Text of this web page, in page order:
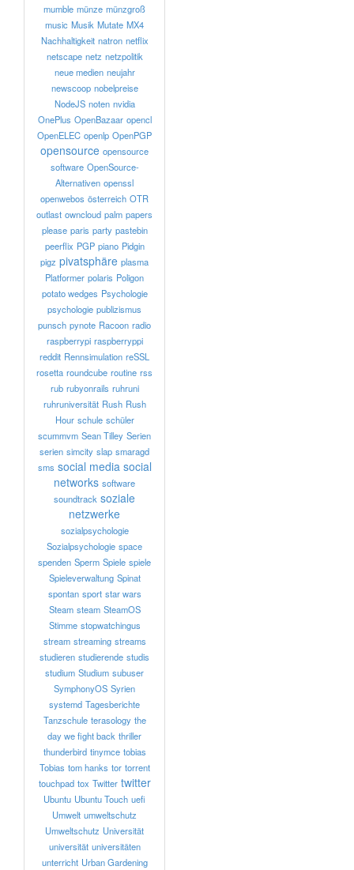
mumble münze münzgroß
music Musik Mutate MX4
Nachhaltigkeit natron netflix
netscape netz netzpolitik
neue medien neujahr
newscoop nobelpreise
NodeJS noten nvidia
OnePlus OpenBazaar opencl
OpenELEC openlp OpenPGP
opensource opensource
software OpenSource-
Alternativen openssl
openwebos österreich OTR
outlast owncloud palm papers
please paris party pastebin
peerflix PGP piano Pidgin
pigz pivatsphäre plasma
Platformer polaris Poligon
potato wedges Psychologie
psychologie publizismus
punsch pynote Racoon radio
raspberrypi raspberryppi
reddit Rennsimulation reSSL
rosetta roundcube routine rss
rub rubyonrails ruhruni
ruhruniversität Rush Rush
Hour schule schüler
scummvm Sean Tilley Serien
serien simcity slap smaragd
sms social media social
networks software
soundtrack soziale
netzwerke
sozialpsychologie
Sozialpsychologie space
spenden Sperm Spiele spiele
Spieleverwaltung Spinat
spontan sport star wars
Steam steam SteamOS
Stimme stopwatchingus
stream streaming streams
studieren studierende studis
studium Studium subuser
SymphonyOS Syrien
systemd Tagesberichte
Tanzschule terasology the
day we fight back thriller
thunderbird tinymce tobias
Tobias tom hanks tor torrent
touchpad tox Twitter twitter
Ubuntu Ubuntu Touch uefi
Umwelt umweltschutz
Umweltschutz Universität
universität universitäten
unterricht Urban Gardening